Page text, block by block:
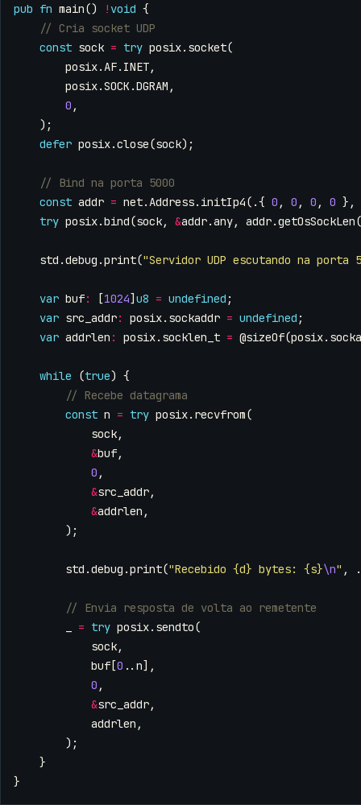
pub fn main() ! void {
const sock = try posix. socket(
posix. AF. INET,
posix.SOCK .DGRAM ,
0 ,
);
defer posix.close(sock);
const addr = net. Address. initIp4(.{ 0 , 0 , 0 , 0 },
try posix.bind(sock, &addr.any, addr.getOsSockLen
std .debug .print("Servidor UDP escutando na porta
var buf: [1024] u8 = undefined ;
var src_addr: posix. sockaddr = undefined ;
var addrlen : posix. socklen_t = @sizeOf(posix.
while (true) {
const n = try posix. recvfrom(
sock,
&buf,
0 ,
&src_addr,
&addrlen ,
);
std .debug .print("Recebido {d} bytes: {s}\n" ,
= try posix. sendto(
sock,
buf [0 .. n],
0 ,
&src_addr,
addrlen ,
);
}
}